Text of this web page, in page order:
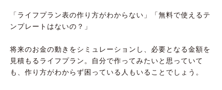
「ライフプラン表の作り方がわからない」「無料で使えるテ
ンプレートはないの？」
将来のお金の動きをシミュレーションし、必要となる金額を
見積もるライフプラン。自分で作ってみたいと思っていて
も、作り方がわからず困っている人もいることでしょう。